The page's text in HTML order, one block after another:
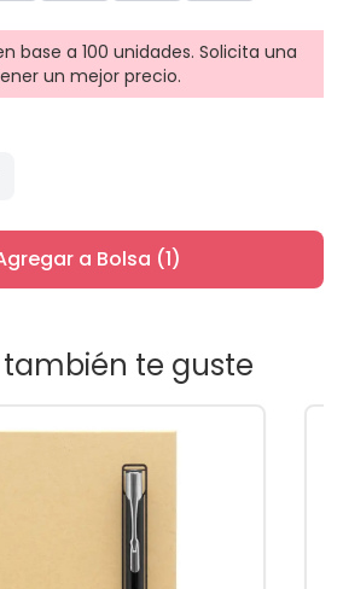
base a 100 unidades. Solicita una
un mejor precio.
a Bolsa (1)
te guste